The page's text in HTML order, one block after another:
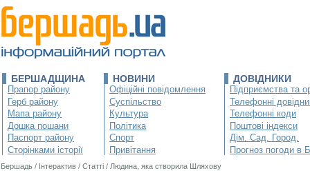
БЕРШАДЩИНА
Прапор району
Герб району
Мапа району
Дошка пошани
Паспорт району
Сторінками історії
НОВИНИ
Офіційні повідомлення
Суспільство
Культура
Політика
Спорт
Привітання
ДОВІДНИКИ
Підприємства та
Телефонні
Телефонні коди
Поштові індекси
Дім. Сад. Город.
Прогноз погоди в
Бершадь / Інтерактив / Статті / Людина, яка створила Шляхову